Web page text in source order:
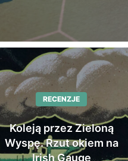
RECENZJE
Koleją przez Zieloną
Wyspę. Rzut okiem na
Irish Gauge